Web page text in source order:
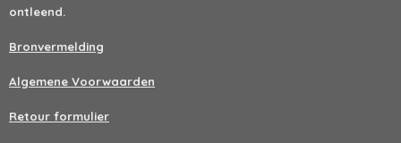
ontleend.
Bronvermelding
Algemene Voorwaarden
Retour formulier